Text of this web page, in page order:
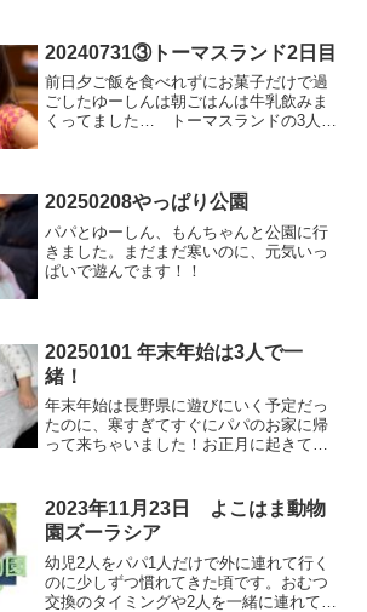
20240731③トーマスランド2日目
前日夕ご飯を食べれずにお菓子だけで過
ごしたゆーしんは朝ごはんは牛乳飲みま
くってました… トーマスランドの3人で
っとたからさがしをし続...
20250208やっぱり公園
パパとゆーしん、もんちゃんと公園に行
きました。まだまだ寒いのに、元気いっ
ぱいで遊んでます！！
20250101 年末年始は3人で一
緒！
年末年始は長野県に遊びにいく予定だっ
たのに、寒すぎてすぐにパパのお家に帰
って来ちゃいました！お正月に起きてす
も真似してお尻を出すようになったの
で、ちょっと困りものです。...
2023年11月23日 よこはま動物
園ズーラシア
幼児2人をパパ1人だけで外に連れて行く
のに少しずつ慣れてきた頃です。おむつ
交換のタイミングや2人を一緒に連れて歩